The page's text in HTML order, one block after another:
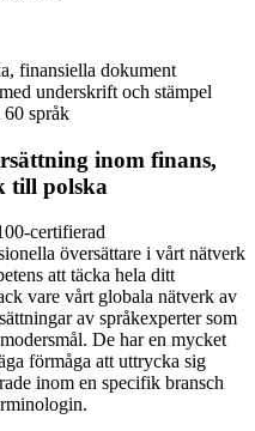
finansiella dokument
underskrift och stämpel
språk
inom finans,
till polska
certifierad
översättare i vårt nätverk
att täcka hela ditt
vare vårt globala nätverk av
av språkexperter som
De har en mycket
förmåga att uttrycka sig
inom en specifik bransch